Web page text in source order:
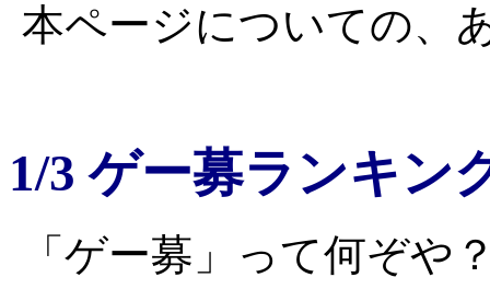
本ページについての、
1/3 ゲー募ランキ
「ゲー募」って何ぞや